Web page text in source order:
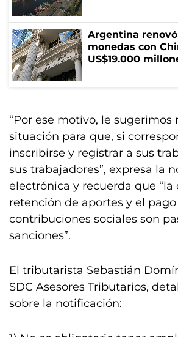
Argentina
monedas con
US$19.000
“Por ese motivo, le sugerimos
situación para que, si
inscribirse y registrar a sus
sus trabajadores”, expresa la
electrónica y recuerda que “la
retención de aportes y el
contribuciones sociales son
sanciones”.
El tributarista Sebastián
SDC Asesores Tributarios,
sobre la notificación: